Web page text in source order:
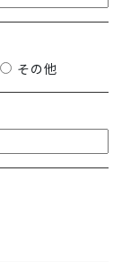
その他